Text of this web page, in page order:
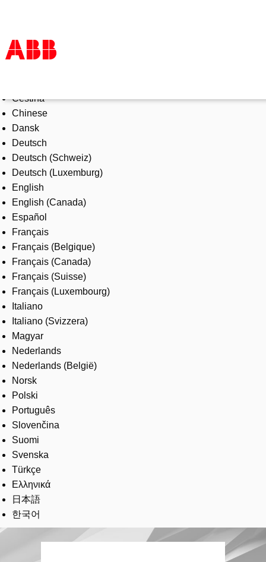
Products & Solutions
Industries
Services
About us
Where to buy
Contact us
Careers
Čeština
Chinese
Dansk
Deutsch
Deutsch (Schweiz)
Deutsch (Luxemburg)
English
English (Canada)
Español
Français
Français (Belgique)
Français (Canada)
Français (Suisse)
Français (Luxembourg)
Italiano
Italiano (Svizzera)
Magyar
Nederlands
Nederlands (België)
Norsk
Polski
Português
Slovenčina
Suomi
Svenska
Türkçe
Ελληνικά
日本語
한국어